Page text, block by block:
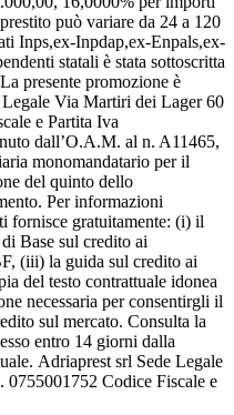
può variare da 24 a 120
Inps,ex-Inpdap,ex-Enpals,ex-
statali è stata sottoscritta
presente promozione è
Via Martiri dei Lager 60
e Partita Iva
dall’O.A.M. al n. A11465,
monomandatario per il
del quinto dello
Per informazioni
fornisce gratuitamente: (i) il
Base sul credito ai
(iii) la guida sul credito ai
del testo contrattuale idonea
necessaria per consentirgli il
sul mercato. Consulta la
entro 14 giorni dalla
Adriaprest srl Sede Legale
Codice Fiscale e